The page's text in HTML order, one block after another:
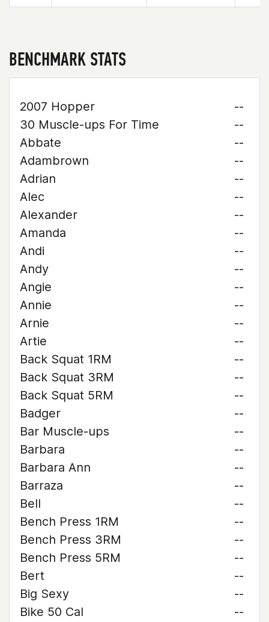
BENCHMARK STATS
2007 Hopper
--
30 Muscle-ups For Time
--
Abbate
--
Adambrown
--
Adrian
--
Alec
--
Alexander
--
Amanda
--
Andi
--
Andy
--
Angie
--
Annie
--
Arnie
--
Artie
--
Back Squat 1RM
--
Back Squat 3RM
--
Back Squat 5RM
--
Badger
--
Bar Muscle-ups
--
Barbara
--
Barbara Ann
--
Barraza
--
Bell
--
Bench Press 1RM
--
Bench Press 3RM
--
Bench Press 5RM
--
Bert
--
Big Sexy
--
Bike 50 Cal
--